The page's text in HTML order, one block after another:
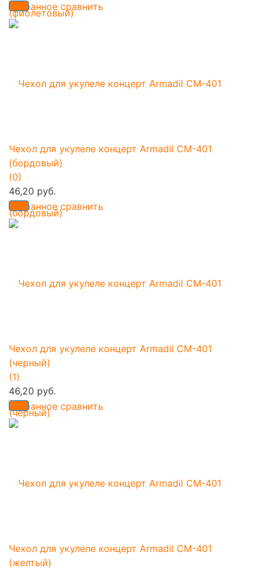
избранное сравнить
избранное сравнить
Чехол для укулеле концерт Armadil CM-401
(бордовый)
(0)
46,20 руб.
избранное сравнить
Чехол для укулеле концерт Armadil CM-401
(черный)
(1)
46,20 руб.
Чехол для укулеле концерт Armadil CM-401
(желтый)